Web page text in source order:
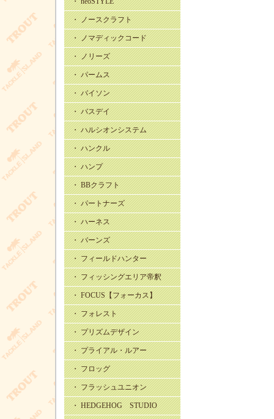
・ ノースクラフト
・ ノマディックコード
・ ノリーズ
・ パームス
・ バイソン
・ バスデイ
・ ハルシオンシステム
・ ハンクル
・ ハンプ
・ BBクラフト
・ パートナーズ
・ ハーネス
・ バーンズ
・ フィールドハンター
・ フィッシングエリア帝釈
・ FOCUS【フォーカス】
・ フォレスト
・ プリズムデザイン
・ プライアル・ルアー
・ フロッグ
・ フラッシュユニオン
・ HEDGEHOG STUDIO